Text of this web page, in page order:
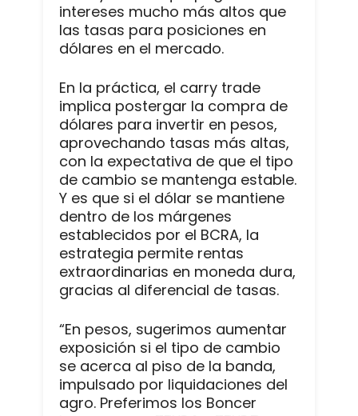
intereses mucho más altos que
las tasas para posiciones en
dólares en el mercado.
En la práctica, el carry trade
implica postergar la compra de
dólares para invertir en pesos,
aprovechando tasas más altas,
con la expectativa de que el tipo
de cambio se mantenga estable.
Y es que si el dólar se mantiene
dentro de los márgenes
establecidos por el BCRA, la
estrategia permite rentas
extraordinarias en moneda dura,
gracias al diferencial de tasas.
“En pesos, sugerimos aumentar
exposición si el tipo de cambio
se acerca al piso de la banda,
impulsado por liquidaciones del
agro. Preferimos los Boncer